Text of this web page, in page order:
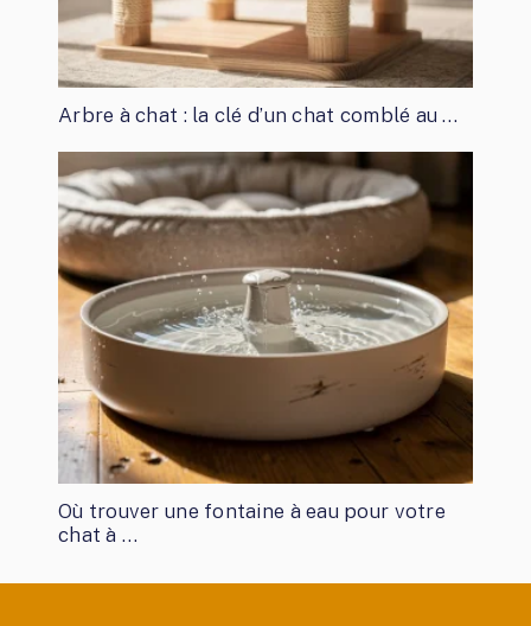
Arbre à chat : la clé d’un chat comblé au …
Où trouver une fontaine à eau pour votre
chat à …